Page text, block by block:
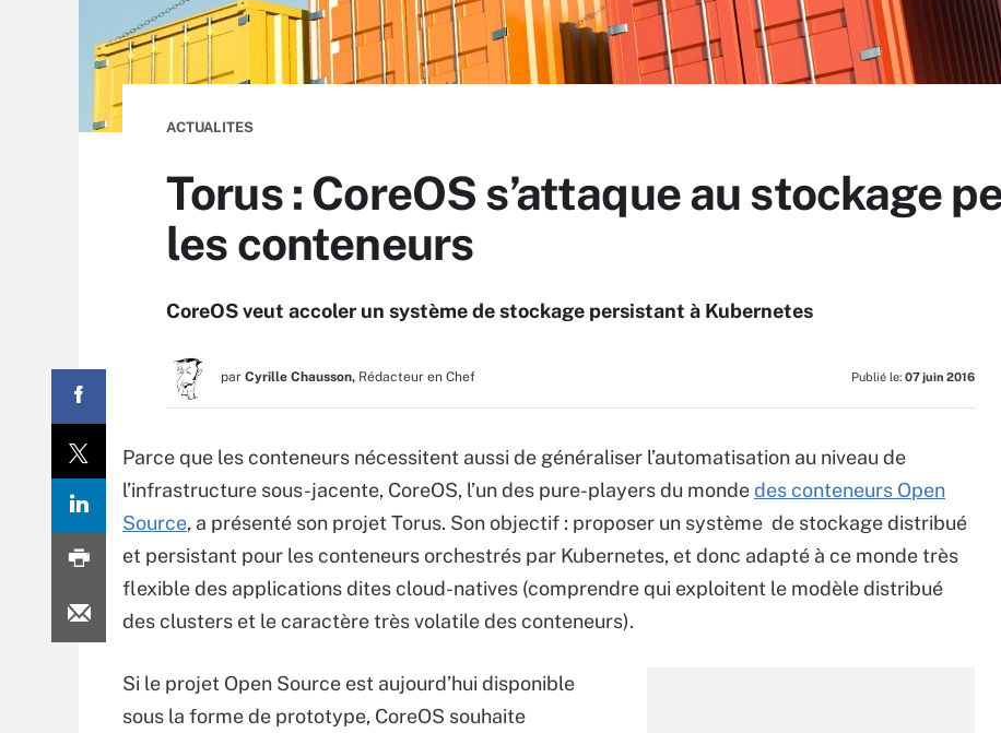
ACTUALITES
Torus : CoreOS s’attaque au stockage
les conteneurs
CoreOS veut accoler un système de stockage persistant à Kubernetes
par Cyrille Chausson, Rédacteur en Chef Publié le: 07 juin 2016
Parce que les conteneurs nécessitent aussi de généraliser l’automatisation au niveau de
l’infrastructure sous-jacente, CoreOS, l’un des pure-players du mondedes conteneurs Open
Source, a présenté son projet Torus. Son objectif : proposer un système de stockage distribué
et persistant pour les conteneurs orchestrés par Kubernetes, et donc adapté à ce monde très
flexible des applications dites cloud-natives (comprendre qui exploitent le modèle distribué
des clusters et le caractère très volatile des conteneurs).
Si le projet Open Source est aujourd’hui disponible
sous la forme de prototype, CoreOS souhaite